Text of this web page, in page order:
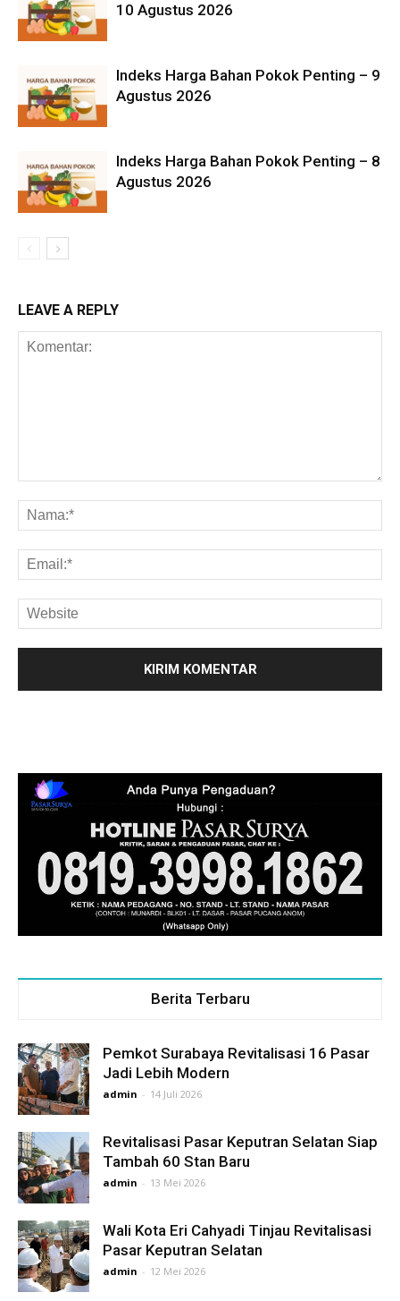
10 Agustus 2026
Indeks Harga Bahan Pokok Penting – 9
Agustus 2026
Indeks Harga Bahan Pokok Penting – 8
Agustus 2026
LEAVE A REPLY
Berita Terbaru
Pemkot Surabaya Revitalisasi 16 Pasar
Jadi Lebih Modern
admin - 14 Juli 2026
Revitalisasi Pasar Keputran Selatan Siap
Tambah 60 Stan Baru
admin - 13 Mei 2026
Wali Kota Eri Cahyadi Tinjau Revitalisasi
Pasar Keputran Selatan
admin - 12 Mei 2026